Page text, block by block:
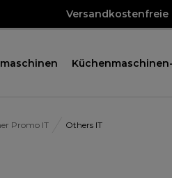
Promo IT Others IT